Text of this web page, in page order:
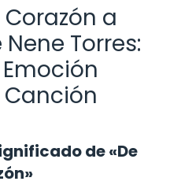
Corazón a
Torres:
de «De